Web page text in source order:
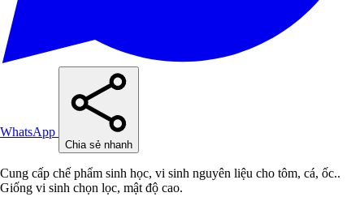
WhatsApp
Chia sẻ nhanh
Cung cấp chế phẩm sinh học, vi sinh nguyên liệu cho tôm, cá, ốc..
Giống vi sinh chọn lọc, mật độ cao.